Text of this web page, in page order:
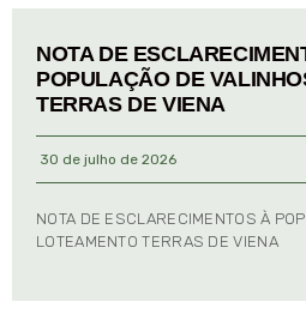
NOTA DE
POPULAÇÃO DE
TERRAS DE VIENA
30 de julho de 2026
NOTA DE ESCLARECIMENTOS À
LOTEAMENTO TERRAS DE VIENA